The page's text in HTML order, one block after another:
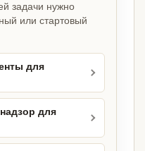
задачи нужно
или стартовый
для
для